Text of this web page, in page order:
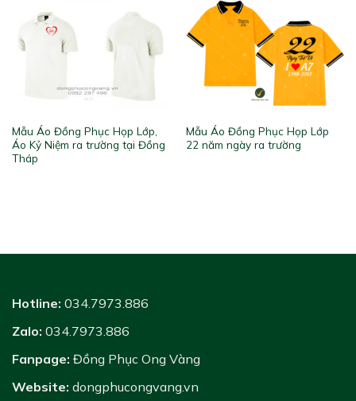
Mẫu Áo Đồng Phục Họp Lớp,
Áo Kỷ Niệm ra trường tại Đồng
Tháp
Mẫu Áo Đồng Phục Họp Lớp
22 năm ngày ra trường
Hotline: 034.7973.886
Zalo: 034.7973.886
Fanpage: Đồng Phục Ong Vàng
Website: dongphucongvang.vn